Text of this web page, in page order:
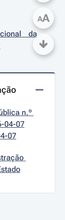
da
n.º
04-07
07
AA